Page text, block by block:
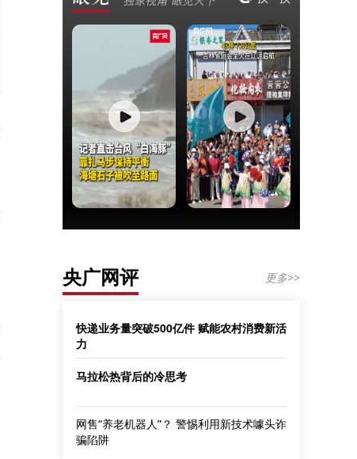
央广网评 更多>>
快递业务量突破500亿件 赋能农村消费新活
力
马拉松热背后的冷思考
网售“养老机器人”？ 警惕利用新技术噱头诈
骗陷阱